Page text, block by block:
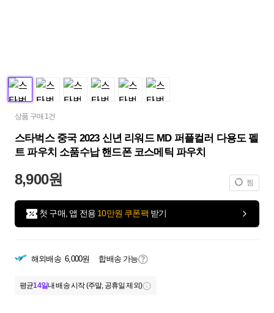
상품 구매 1건
스타벅스 중국 2023 신년 리워드 MD 퍼플컬러 다용도 펠
트 파우치 소품수납 핸드폰 코스메틱 파우치
8,900원 찜
첫 구매, 앱 전용 10만원 쿠폰팩 받기
해외배송 6,000원 합배송 가능
평균14일내 배송 시작 (주말, 공휴일 제외)